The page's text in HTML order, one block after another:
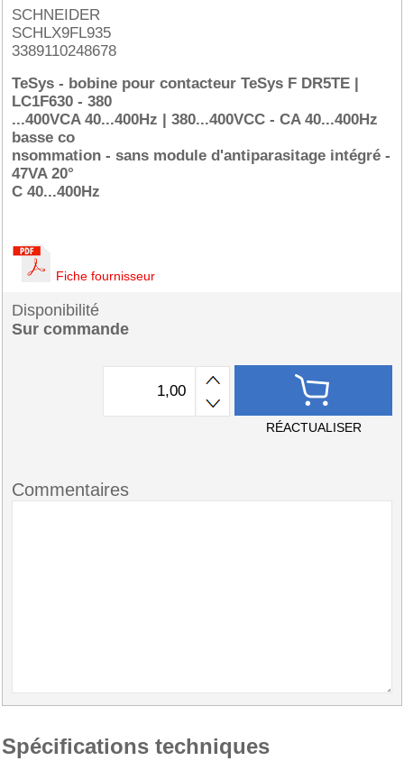
SCHNEIDER
SCHLX9FL935
3389110248678
TeSys - bobine pour contacteur TeSys F DR5TE |
LC1F630 - 380
...400VCA 40...400Hz | 380...400VCC - CA 40...400Hz
basse co
nsommation - sans module d'antiparasitage intégré -
47VA 20°
C 40...400Hz
Fiche fournisseur
Disponibilité
Sur commande
RÉACTUALISER
Commentaires
Spécifications techniques